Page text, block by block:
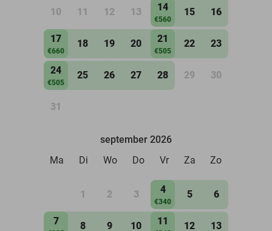
10 11 12 13 14
€560
15 16
17
€660
18 19 20 21
€505
22 23
24
€505
25 26 27 28 29 30
31
september 2026
Ma
Di Wo Do Vr Za Zo
1 2 3 4
€340
5 6
7 8 9 10 11 12 13